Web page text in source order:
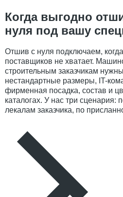
Когда выгодно
нуля под вашу
Отшив с нуля подключаем,
поставщиков не хватает.
строительным заказчикам
нестандартные размеры, IT-
фирменная посадка, состав и
каталогах. У нас три
лекалам заказчика, по